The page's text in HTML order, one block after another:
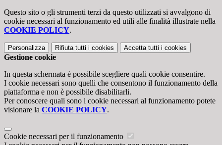
Questo sito o gli strumenti terzi da questo utilizzati si avvalgono di
cookie necessari al funzionamento ed utili alle finalità illustrate nella
COOKIE POLICY.
Personalizza Rifiuta tutti i cookies Accetta tutti i cookies
Gestione cookie
In questa schermata è possibile scegliere quali cookie consentire.
I cookie necessari sono quelli che consentono il funzionamento della
piattaforma e non è possibile disabilitarli.
Per conoscere quali sono i cookie necessari al funzionamento potete
visionare la COOKIE POLICY.
Cookie necessari per il funzionamento